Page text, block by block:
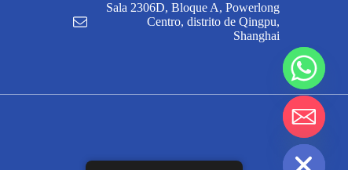
Sala 2306D, Bloque A, Powerlong
Centro, distrito de Qingpu,
Shanghai
H
i
d
e
c
h
a